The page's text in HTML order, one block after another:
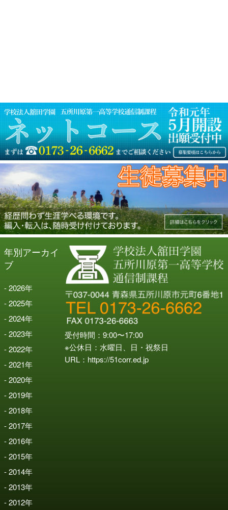
ン
年別アーカイ
ブ
2026年
2025年
2024年
2023年
2022年
2021年
2020年
2019年
2018年
2017年
2016年
2015年
2014年
2013年
2012年
受付時間：9:00〜17:00
※公休日：水曜日、日・祝祭日
URL： https://51corr.ed.jp